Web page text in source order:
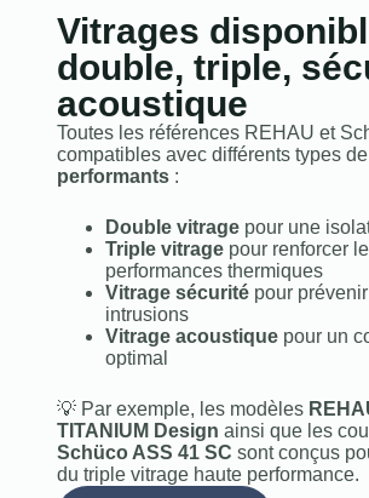
Vitrages
double, triple,
acoustique
Toutes les références REHAU et
compatibles avec différents types de
performants:
Double vitragepour une
Triple vitragepour renforcer
performances thermiques
Vitrage sécuritépour
intrusions
Vitrage acoustiquepour un
optimal
💡 Par exemple, les modèles
TITANIUM Design ainsi que les
Schüco ASS 41 SC sont conçus
du triple vitrage haute performance.